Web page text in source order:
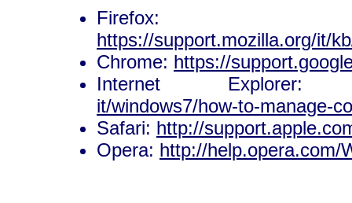
Firefox:
https://support.mozilla.org/it/
Chrome: https://
Internet
it/windows7/how-to-manage-
Safari: http://
Opera: http://help.opera.com/